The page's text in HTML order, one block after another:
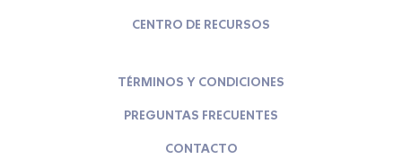
CENTRO DE RECURSOS
TÉRMINOS Y CONDICIONES
PREGUNTAS FRECUENTES
CONTACTO